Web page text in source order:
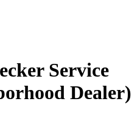
Service
Dealer)